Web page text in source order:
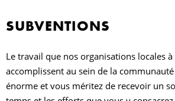
SUBVENTIONS
Le travail que nos organisations locales
accomplissent au sein de la
énorme et vous méritez de recevoir un